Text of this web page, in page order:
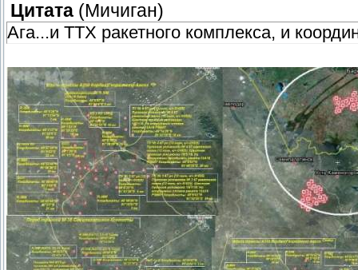
Цитата (Мичиган)
Ага...и ТТХ ракетного комплекса, и